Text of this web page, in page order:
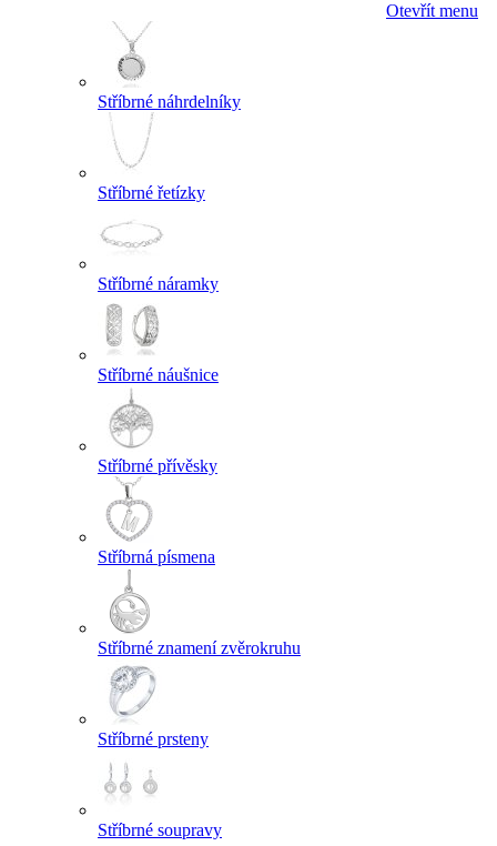
Otevřít menu
Stříbrné náhrdelníky
Stříbrné řetízky
Stříbrné náramky
Stříbrné náušnice
Stříbrné přívěsky
Stříbrná písmena
Stříbrné znamení zvěrokruhu
Stříbrné prsteny
Stříbrné soupravy